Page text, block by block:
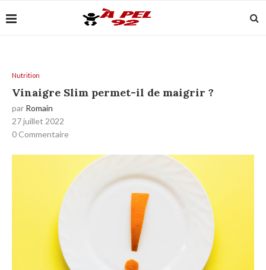
Nutrition
Vinaigre Slim permet-il de maigrir ?
par Romain
27 juillet 2022
0 Commentaire